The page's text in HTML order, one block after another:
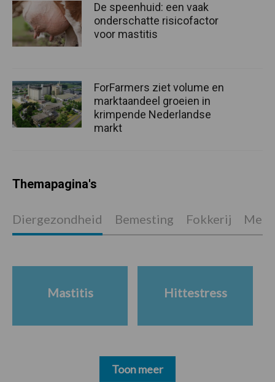
De speenhuid: een vaak
onderschatte risicofactor
voor mastitis
ForFarmers ziet volume en
marktaandeel groeien in
krimpende Nederlandse
markt
Themapagina's
Diergezondheid Bemesting Fokkerij
Mastitis Hittestress
Toon meer